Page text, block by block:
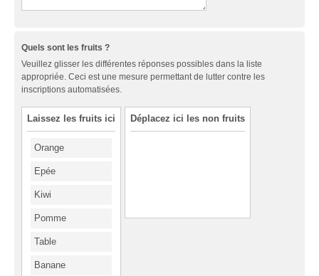
Quels sont les fruits ?
Veuillez glisser les différentes réponses possibles dans la liste
appropriée. Ceci est une mesure permettant de lutter contre les
inscriptions automatisées.
Laissez les fruits ici
Orange
Epée
Kiwi
Pomme
Table
Banane
Déplacez ici les non fruits